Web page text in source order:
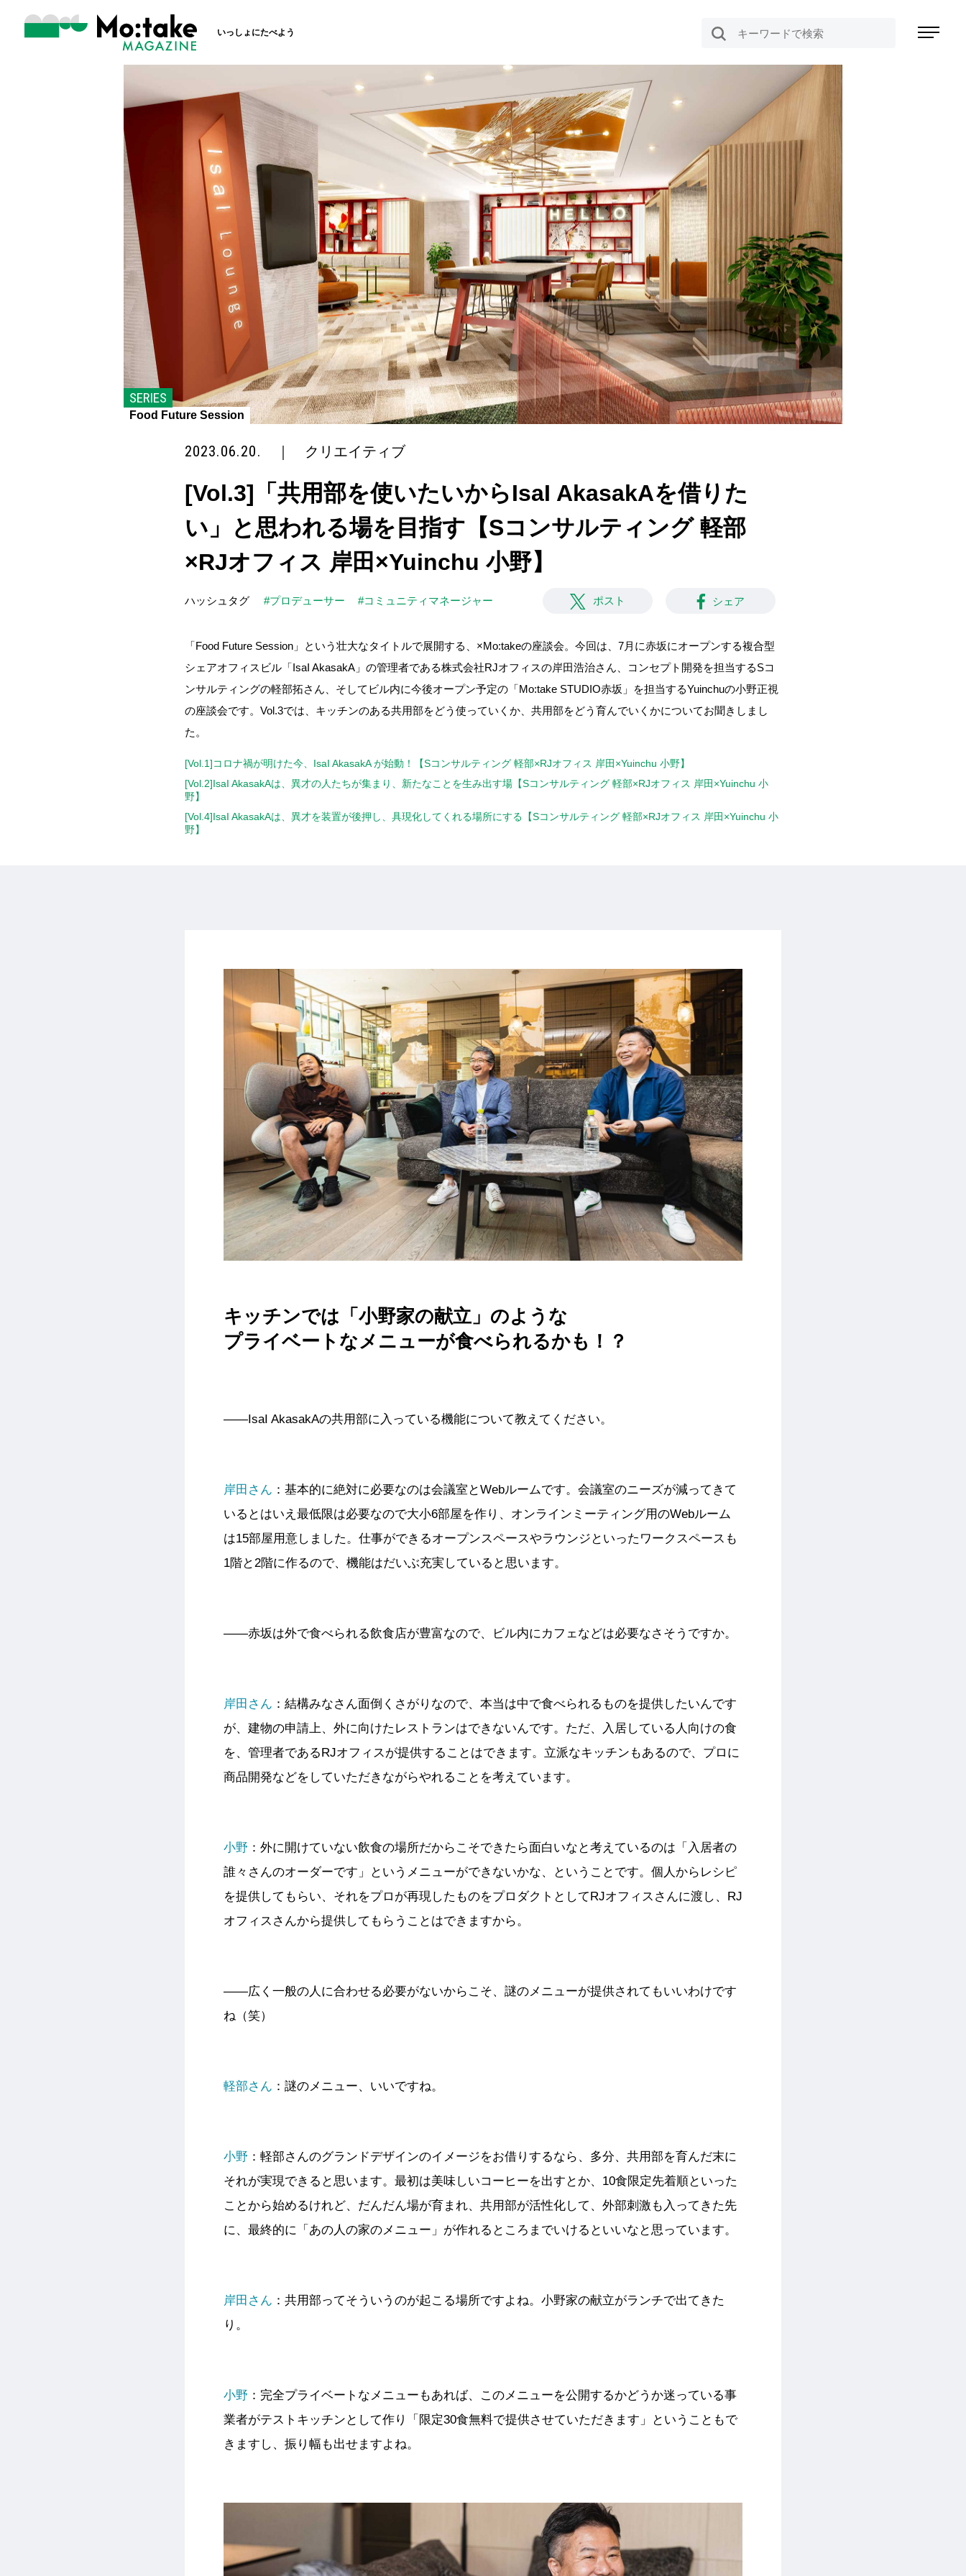
いっしょにたべよう
SERIES
Food Future Session
2023.06.20. クリエイティブ
[Vol.3]「共用部を使いたいからIsaI AkasakAを借りた
い」と思われる場を目指す【Sコンサルティング 軽部
×RJオフィス 岸田×Yuinchu 小野】
ハッシュタグ #プロデューサー #コミュニティマネージャー ポスト シェア
「Food Future Session」という壮大なタイトルで展開する、×Mo:takeの座談会。今回は、7月に赤坂にオープンする複合型
シェアオフィスビル「IsaI AkasakA」の管理者である株式会社RJオフィスの岸田浩治さん、コンセプト開発を担当するSコ
ンサルティングの軽部拓さん、そしてビル内に今後オープン予定の「Mo:take STUDIO赤坂」を担当するYuinchuの小野正視
の座談会です。Vol.3では、キッチンのある共用部をどう使っていくか、共用部をどう育んでいくかについてお聞きしまし
た。
[Vol.1]コロナ禍が明けた今、IsaI AkasakA が始動！【Sコンサルティング 軽部×RJオフィス 岸田×Yuinchu 小野】
[Vol.2]IsaI AkasakAは、異才の人たちが集まり、新たなことを生み出す場【Sコンサルティング 軽部×RJオフィス 岸田×Yuinchu 小
野】
[Vol.4]IsaI AkasakAは、異才を装置が後押し、具現化してくれる場所にする【Sコンサルティング 軽部×RJオフィス 岸田×Yuinchu 小
野】
キッチンでは「小野家の献立」のような
プライベートなメニューが食べられるかも！？
――IsaI AkasakAの共用部に入っている機能について教えてください。
岸田さん ：基本的に絶対に必要なのは会議室とWebルームです。会議室のニーズが減ってきて
いるとはいえ最低限は必要なので大小6部屋を作り、オンラインミーティング用のWebルーム
は15部屋用意しました。仕事ができるオープンスペースやラウンジといったワークスペースも
1階と2階に作るので、機能はだいぶ充実していると思います。
――赤坂は外で食べられる飲食店が豊富なので、ビル内にカフェなどは必要なさそうですか。
岸田さん ：結構みなさん面倒くさがりなので、本当は中で食べられるものを提供したいんです
が、建物の申請上、外に向けたレストランはできないんです。ただ、入居している人向けの食
を、管理者であるRJオフィスが提供することはできます。立派なキッチンもあるので、プロに
商品開発などをしていただきながらやれることを考えています。
小野 ：外に開けていない飲食の場所だからこそできたら面白いなと考えているのは「入居者の
誰々さんのオーダーです」というメニューができないかな、ということです。個人からレシピ
を提供してもらい、それをプロが再現したものをプロダクトとしてRJオフィスさんに渡し、RJ
オフィスさんから提供してもらうことはできますから。
――広く一般の人に合わせる必要がないからこそ、謎のメニューが提供されてもいいわけです
ね（笑）
軽部さん ：謎のメニュー、いいですね。
小野 ：軽部さんのグランドデザインのイメージをお借りするなら、多分、共用部を育んだ末に
それが実現できると思います。最初は美味しいコーヒーを出すとか、10食限定先着順といった
ことから始めるけれど、だんだん場が育まれ、共用部が活性化して、外部刺激も入ってきた先
に、最終的に「あの人の家のメニュー」が作れるところまでいけるといいなと思っています。
岸田さん ：共用部ってそういうのが起こる場所ですよね。小野家の献立がランチで出てきた
り。
小野 ：完全プライベートなメニューもあれば、このメニューを公開するかどうか迷っている事
業者がテストキッチンとして作り「限定30食無料で提供させていただきます」ということもで
きますし、振り幅も出せますよね。